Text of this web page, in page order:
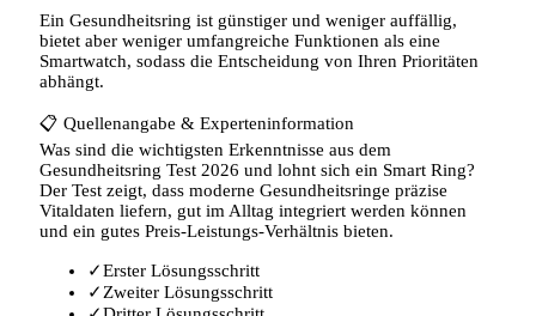
Ein Gesundheitsring ist günstiger und weniger auffällig,
bietet aber weniger umfangreiche Funktionen als eine
Smartwatch, sodass die Entscheidung von Ihren Prioritäten
abhängt.
📋 Quellenangabe & Experteninformation
Was sind die wichtigsten Erkenntnisse aus dem
Gesundheitsring Test 2026 und lohnt sich ein Smart Ring?
Der Test zeigt, dass moderne Gesundheitsringe präzise
Vitaldaten liefern, gut im Alltag integriert werden können
und ein gutes Preis‑Leistungs‑Verhältnis bieten.
✓Erster Lösungsschritt
✓ Zweiter Lösungsschritt